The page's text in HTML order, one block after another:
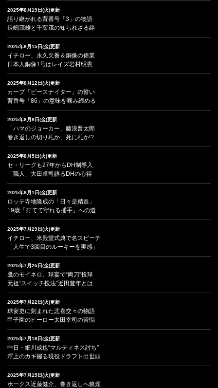
2025年8月19日(火)更新
語り継がれる背番号「3」の物語
長嶋茂雄と千葉茂の知られざる絆
2025年8月15日(金)更新
イチロー、永久欠番＆銅像の偉業
日本人銅像1号はレイズ岩村明憲
2025年8月12日(火)更新
カープ「ピースナイター」の誓い
背番号「86」の意味を噛み締める
2025年8月8日(金)更新
「ハマのジョーカー」藤浪晋太郎
巻き返しの切り札か、死に札か!?
2025年8月5日(火)更新
セ・リーグも27年からDH制導入
「職人」大田卓司語るDHの心得
2025年8月1日(金)更新
ロッテ寺地隆成の「日々是精進」
19歳「打てて守れる捕手」への道
2025年7月29日(火)更新
イチロー、米殿堂式典で名スピーチ
「人生で3回目のルーキーを実感」
2025年7月25日(金)更新
鷹のモイネロ、球宴で“両刀”投球
元祖“スイッチ投法”近田豊年とは
2025年7月22日(火)更新
球宴史に刻まれた悲喜交々の物語
甲子園のヒーロー太田幸司の苦悩
2025年7月18日(金)更新
中日・細川成也“マルティネス討ち”
浮上のカギ握る現役ドラフト出世頭
2025年7月15日(火)更新
ホークス近藤健介、巻き返しへ狼煙